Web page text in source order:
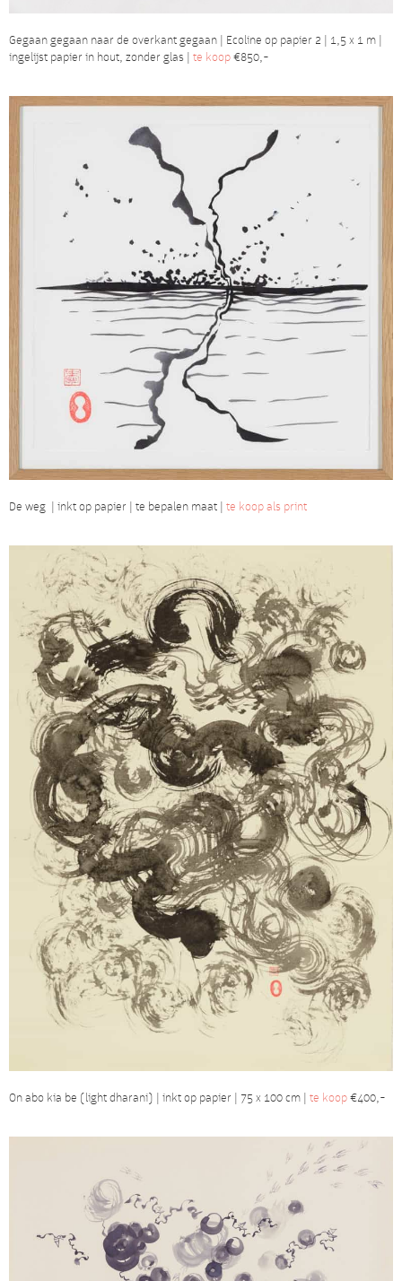
Gegaan gegaan naar de overkant gegaan | Ecoline op papier 2 | 1,5 x 1 m |
ingelijst papier in hout, zonder glas | te koop€850,-
De weg | inkt op papier | te bepalen maat | te koop als print
On abo kia be (light dharani) | inkt op papier | 75 x 100 cm | te koop€400,-